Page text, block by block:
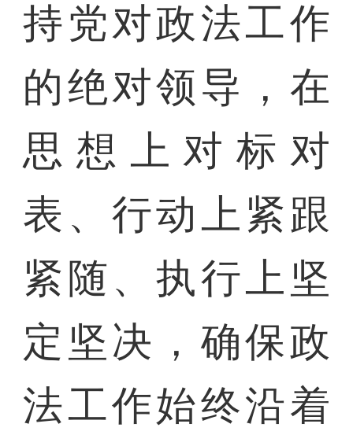
持党对政法工作
的绝对领导，在
思想上对标对
表、行动上紧跟
紧随、执行上坚
定坚决，确保政
法工作始终沿着